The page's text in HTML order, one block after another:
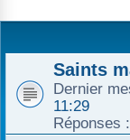
Saints
Dernier
11:29
Réponses :